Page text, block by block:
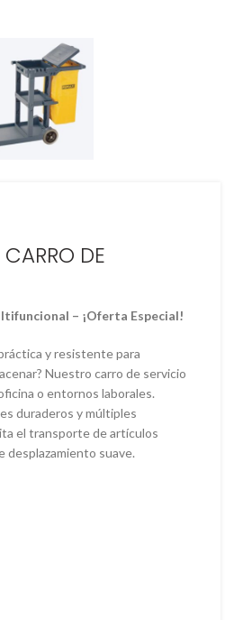
DE
– ¡Oferta Especial!
y resistente para
Nuestro carro de servicio
o entornos laborales.
duraderos y múltiples
el transporte de artículos
desplazamiento suave.